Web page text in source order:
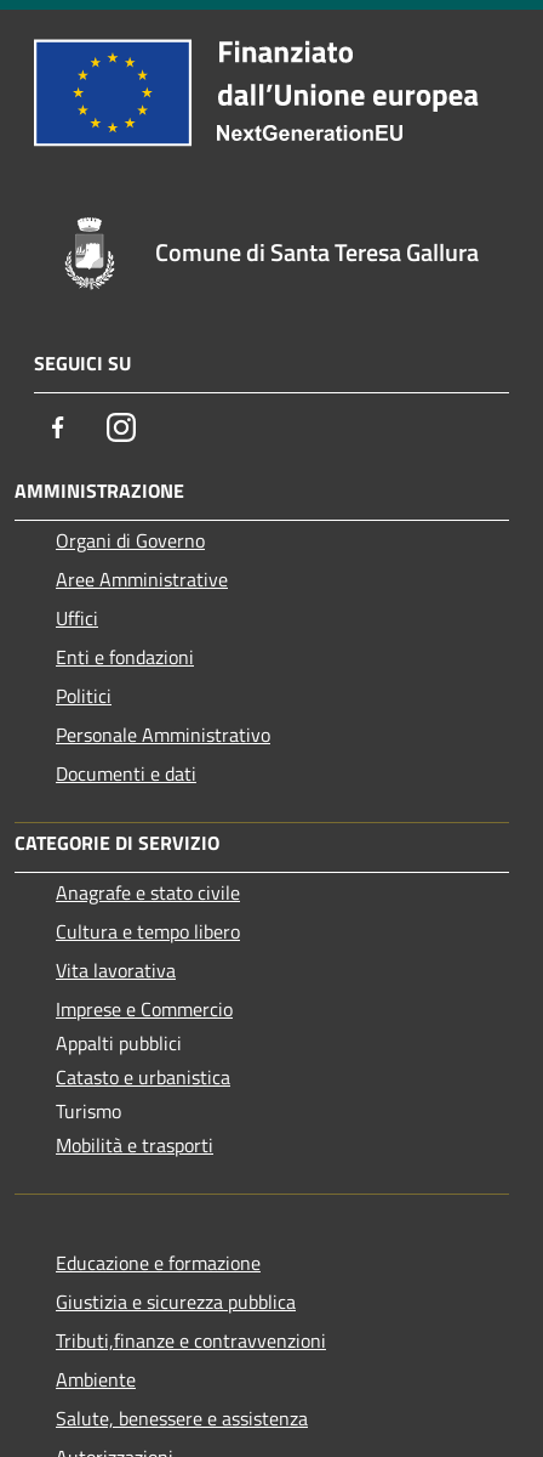
Comune di Santa Teresa Gallura
SEGUICI SU
FacebookInstagram
AMMINISTRAZIONE
Organi di Governo
Aree Amministrative
Uffici
Enti e fondazioni
Politici
Personale Amministrativo
Documenti e dati
CATEGORIE DI SERVIZIO
Anagrafe e stato civile
Cultura e tempo libero
Vita lavorativa
Imprese e Commercio
Appalti pubblici
Catasto e urbanistica
Turismo
Mobilità e trasporti
Educazione e formazione
Giustizia e sicurezza pubblica
Tributi,finanze e contravvenzioni
Ambiente
Salute, benessere e assistenza